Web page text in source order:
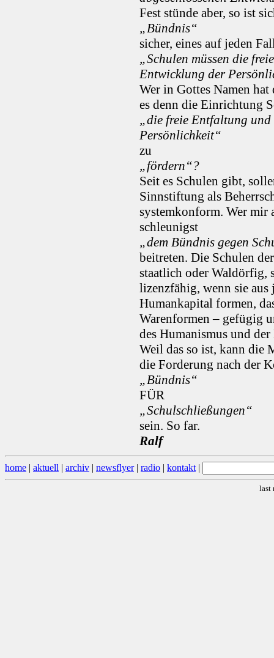
Fest stünde aber, so ist
„Bündnis“
sicher, eines auf jeden
„Schulen müssen die
Entwicklung der
Wer in Gottes Namen
es denn die Einrichtung
„die freie Entfaltung
Persönlichkeit“
zu
„fördern“?
Seit es Schulen gibt,
Sinnstiftung als
systemkonform. Wer mir
schleunigst
„dem Bündnis gegen
beitreten. Die Schulen
staatlich oder Waldörfig,
lizenzfähig, wenn sie aus
Humankapital formen,
Warenformen – gefügig
des Humanismus und
Weil das so ist, kann
die Forderung nach der
„Bündnis“
FÜR
„Schulschließungen“
sein. So far.
Ralf
home | aktuell | archiv | newsflyer| radio | kontakt |
last